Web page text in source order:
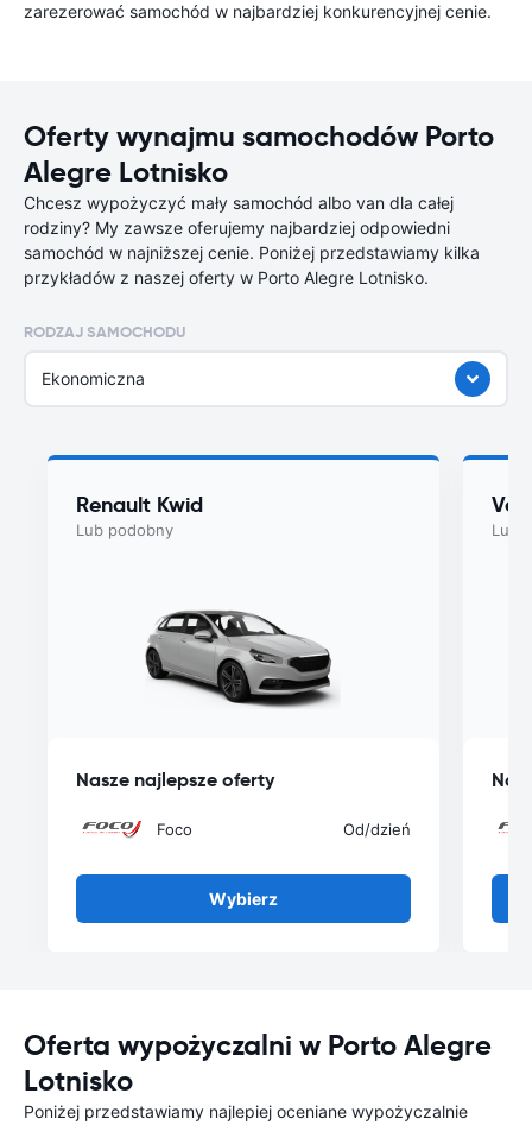
zarezerować samochód w najbardziej konkurencyjnej cenie.
Oferty wynajmu samochodów Porto
Alegre Lotnisko
Chcesz wypożyczyć mały samochód albo van dla całej
rodziny? My zawsze oferujemy najbardziej odpowiedni
samochód w najniższej cenie. Poniżej przedstawiamy kilka
przykładów z naszej oferty w Porto Alegre Lotnisko.
RODZAJ SAMOCHODU
Ekonomiczna
Renault Kwid
Lub podobny
Nasze najlepsze oferty
Foco Od/dzień
Wybierz
Lub
Oferta wypożyczalni w Porto Alegre
Lotnisko
Poniżej przedstawiamy najlepiej oceniane wypożyczalnie